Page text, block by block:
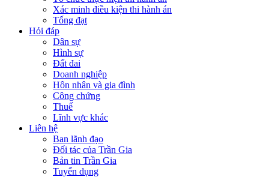
Xác minh điều kiện thi hành án
Tống đạt
Hỏi đáp
Dân sự
Hình sự
Đất đai
Doanh nghiệp
Hôn nhân và gia đình
Công chứng
Thuế
Lĩnh vực khác
Liên hệ
Ban lãnh đạo
Đối tác của Trần Gia
Bản tin Trần Gia
Tuyển dụng